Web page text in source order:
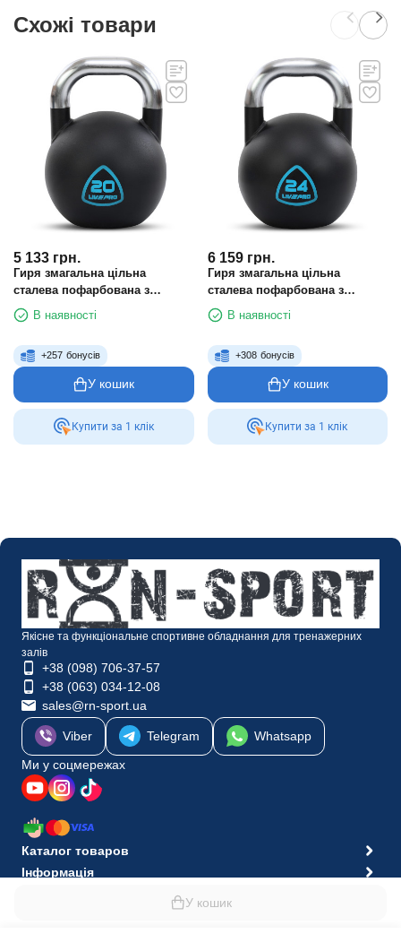
У кошик
Схожі товари
5 133 грн.
Гиря змагальна цільна
сталева пофарбована з
хромованою ручкою LiveUp
LP8042-20 20 кг чорний
В наявності
+257 бонусів
У кошик
Купити за 1 клiк
6 159 грн.
Гиря змагальна цільна
сталева пофарбована з
хромованою ручкою LiveUp
LP8042-24 24 кг чорний
В наявності
+308 бонусів
У кошик
Купити за 1 клiк
Якісне та функціональне спортивне обладнання для тренажерних
залів
+38 (098) 706-37-57
+38 (063) 034-12-08
sales@rn-sport.ua
Viber Telegram
Whatsapp
Ми у соцмережах
Каталог товаров
Інформація